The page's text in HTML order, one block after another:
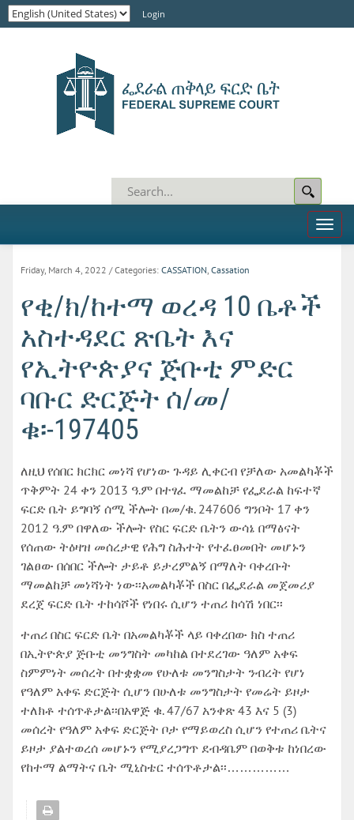
Login
Toggle
Friday, March 4, 2022 / Categories: CASSATION, Cassation
የቂ/ክ/ከተማ ወረዳ 10 ቤቶች
አስተዳደር ጽቤት እና
የኢትዮጵያና ጅቡቲ ምድር
ባቡር ድርጅት ሰ/መ/
ቁ፡-197405
ለዚህ የሰበር ክርክር መነሻ የሆነው ጉዳይ ሊቀርብ የቻለው አመልካቾች
ጥቅምት 24 ቀን 2013 ዓ.ም በተፃፈ ማመልከቻ የፌደራል ከፍተኛ
ፍርድ ቤት ይግባኝ ሰሚ ችሎት በመ/ቁ. 247606 ግንቦት 17 ቀን
2012 ዓ.ም በዋለው ችሎት የስር ፍርድ ቤትን ውሳኔ በማፅናት
የሰጠው ትዕዛዝ መሰረታዊ የሕግ ስሕተት የተፈፀመበት መሆኑን
ገልፀው በሰበር ችሎት ታይቶ ይታረምልኝ በማለት ባቀረቡት
ማመልከቻ መነሻነት ነው፡፡አመልካቾች በስር በፌደራል መጀመሪያ
ደረጀ ፍርድ ቤት ተከሳሾች የነበሩ ሲሆን ተጠሪ ከሳሽ ነበር፡፡
ተጠሪ በስር ፍርድ ቤት በአመልካቾች ላይ ባቀረበው ክስ ተጠሪ
በኢትዮጵያ ጅቡቲ መንግስት መካከል በተደረገው ዓለም አቀፍ
ስምምነት መሰረት በተቋቋመ የሁለቱ መንግስታት ንብረት የሆነ
የዓለም አቀፍ ድርጅት ሲሆን በሁለቱ መንግስታት የመሬት ይዞታ
ተለክቶ ተሰጥቶታል፡፡በአዋጅ ቁ. 47/67 አንቀጽ 43 እና 5 (3)
መሰረት የዓለም አቀፍ ድርጅት ቦታ የማይወረስ ሲሆን የተጠሪ ቤትና
ይዞታ ያልተወረሰ መሆኑን የሚያረጋግጥ ደብዳቤም በወቅቱ ከነበረው
የከተማ ልማትና ቤት ሚኒስቴር ተሰጥቶታል፡፡……………